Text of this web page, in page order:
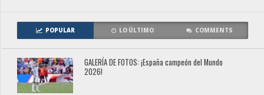
POPULAR LO ÚLTIMO COMMENTS
GALERÍA DE FOTOS: ¡España campeón del Mundo
2026!